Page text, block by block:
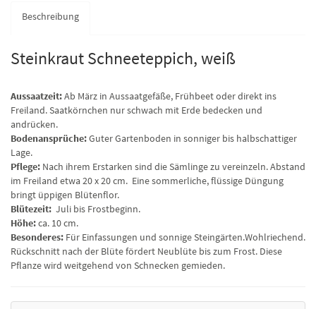
Beschreibung
Steinkraut Schneeteppich, weiß
Aussaatzeit:Ab März in Aussaatgefäße, Frühbeet oder direkt ins
Freiland. Saatkörnchen nur schwach mit Erde bedecken und
andrücken.
Bodenansprüche:Guter Gartenboden in sonniger bis halbschattiger
Lage.
Pflege: Nach ihrem Erstarken sind die Sämlinge zu vereinzeln. Abstand
im Freiland etwa 20 x 20 cm. Eine sommerliche, flüssige Düngung
bringt üppigen Blütenflor.
Blütezeit: Juli bis Frostbeginn.
Höhe:ca. 10 cm.
Besonderes: Für Einfassungen und sonnige Steingärten.Wohlriechend.
Rückschnitt nach der Blüte fördert Neublüte bis zum Frost. Diese
Pflanze wird weitgehend von Schnecken gemieden.